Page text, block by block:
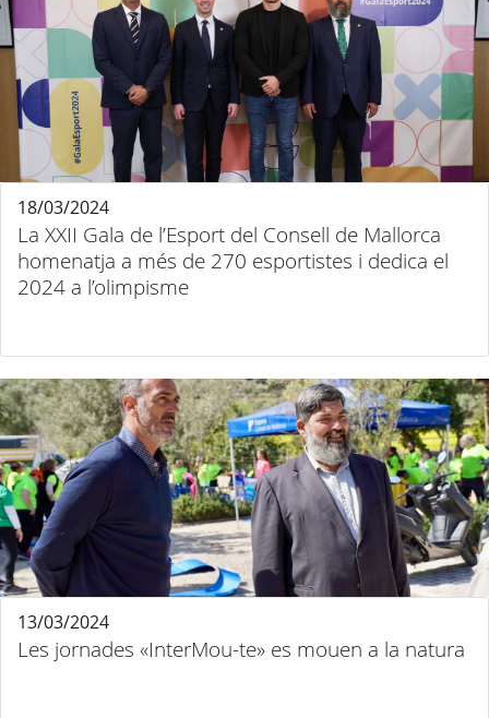
La XXII Gala de l’Esport del Consell de Mallorca
homenatja a més de 270 esportistes i dedica el
2024 a l’olimpisme
18/03/2024
Les jornades «InterMou-te» es mouen a la natura
13/03/2024